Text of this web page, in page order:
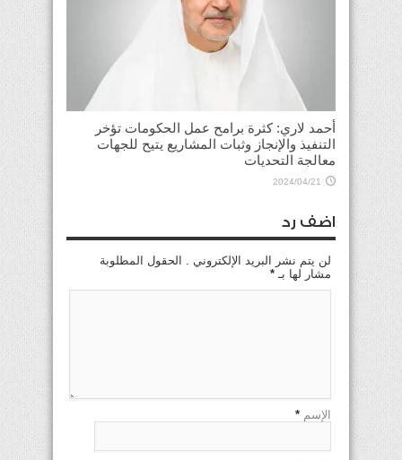
أحمد لاري: كثرة برامح عمل الحكومات تؤخر
التنفيذ والإنجاز وثبات المشاريع يتيح للجهات
معالجة التحديات
2024/04/21
اضف رد
لن يتم نشر البريد الإلكتروني . الحقول المطلوبة
مشار لها بـ *
الإسم *